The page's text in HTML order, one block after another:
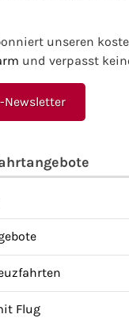
unseren
und verpasst
Newsletter
Flug